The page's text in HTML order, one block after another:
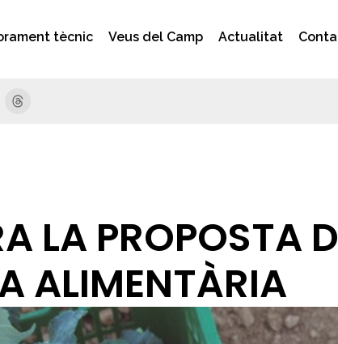
tècnic Veus del Camp Actualitat
LA PROPOSTA
ALIMENTÀRIA